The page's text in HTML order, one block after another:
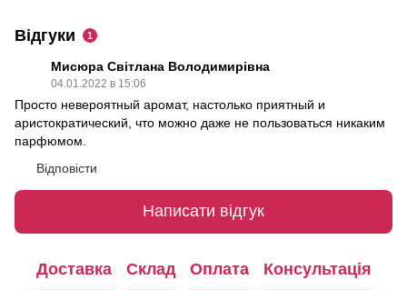
Відгуки 1
Мисюра Світлана Володимирівна
04.01.2022 в 15:06
Просто невероятный аромат, настолько приятный и
аристократический, что можно даже не пользоваться никаким
парфюмом.
Відповісти
Написати відгук
Доставка Склад Оплата Консультація